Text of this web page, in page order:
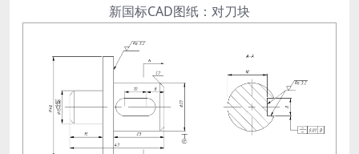
新国标CAD图纸：对刀块